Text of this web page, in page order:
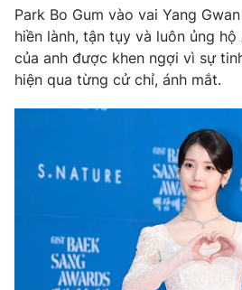
Giải sao mai
Làm đẹp
Chất lượng cuộc sống
Tuyển sinh
Học trực tuyến
Công nghệ
Hitech Công nghệ tương lai
Giao lưu trực tuyến
Emagazine
Park Bo Gum vào vai Yang
hiền lành, tận tụy và luôn ủng hộ
của anh được khen ngợi vì sự
hiện qua từng cử chỉ, ánh mắt.